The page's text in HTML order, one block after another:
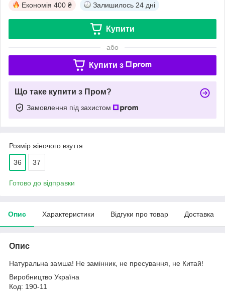
Економія 400 ₴ Залишилось 24 дні
Купити
або
Купити з
Що таке купити з Пром?
Замовлення під захистом
Розмір жіночого взуття
36 37
Готово до відправки
Опис Характеристики Відгуки про товар Доставка
Опис
Натуральна замша! Не замінник, не пресування, не Китай!
Виробництво Україна
Код: 190-11